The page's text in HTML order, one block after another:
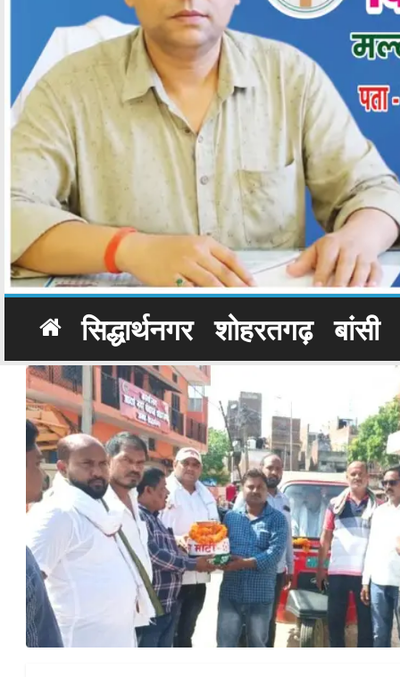
सिद्धार्थनगर शोहरतगढ़ बांसी